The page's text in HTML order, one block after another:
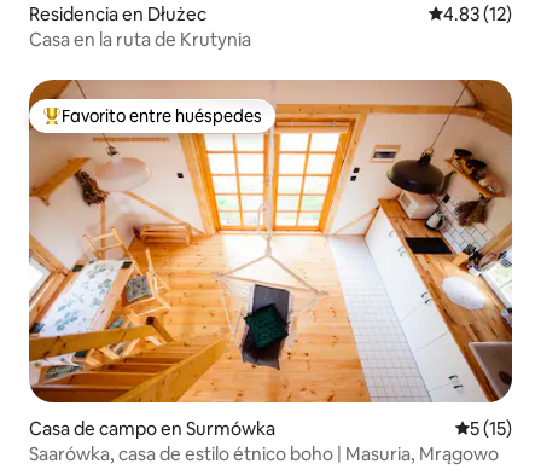
Residencia en Dłużec Calificación
4.83 (12)
Casa en la ruta de Krutynia
De los mejores en Favorito entre huéspedes
Favorito entre huéspedes
Casa de campo en Surmówka
5 (15)
Saarówka, casa de estilo étnico boho | Masuria, Mrągowo